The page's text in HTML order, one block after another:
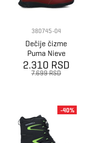
380745-04
Dečije čizme
Puma Nieve
Boot Wtr Ac Ps
2.310 RSD
7.699 RSD
-40%